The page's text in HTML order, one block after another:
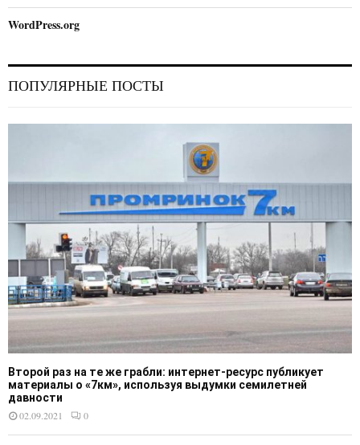
WordPress.org
ПОПУЛЯРНЫЕ ПОСТЫ
Второй раз на те же грабли: интернет-ресурс публикует
материалы о «7км», используя выдумки семилетней
давности
02.09.2021
0